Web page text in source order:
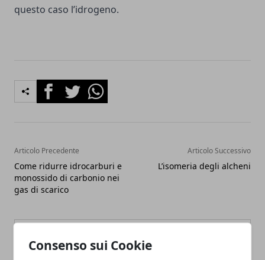
Consenso sui Cookie
questo caso l’idrogeno.
FacebookTwitterWhatsapp
Articolo Precedente
Come ridurre idrocarburi e
monossido di carbonio nei
gas di scarico
Articolo Successivo
L’isomeria degli alcheni